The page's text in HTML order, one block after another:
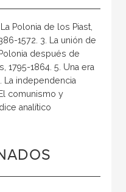
Polonia de los Piast,
1572. 3. La unión de
después de
1795-1864. 5. Una era
La independencia
comunismo y
analítico